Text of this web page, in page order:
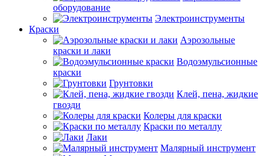
оборудование
Электроинструменты
Краски
Аэрозольные
краски и лаки
Водоэмульсионные
краски
Грунтовки
Клей, пена, жидкие
гвозди
Колеры для краски
Краски по металлу
Лаки
Малярный инструмент